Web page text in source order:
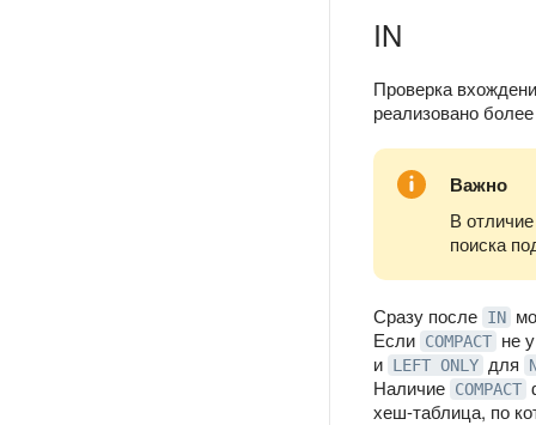
IN
Проверка
реализовано
Важно
В
поиска
Сразу после IN
Если COMPACT не
и LEFT ONLY для
Наличие COMPACT
хеш-таблица, по